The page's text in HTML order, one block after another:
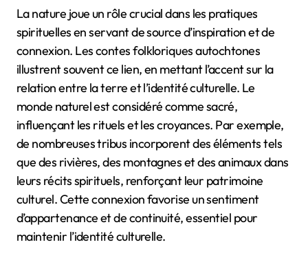
La nature joue un rôle crucial dans les pratiques
spirituelles en servant de source d’inspiration et de
connexion. Les contes folkloriques autochtones
illustrent souvent ce lien, en mettant l’accent sur la
relation entre la terre et l’identité culturelle. Le
monde naturel est considéré comme sacré,
influençant les rituels et les croyances. Par exemple,
de nombreuses tribus incorporent des éléments tels
que des rivières, des montagnes et des animaux dans
leurs récits spirituels, renforçant leur patrimoine
culturel. Cette connexion favorise un sentiment
d’appartenance et de continuité, essentiel pour
maintenir l’identité culturelle.